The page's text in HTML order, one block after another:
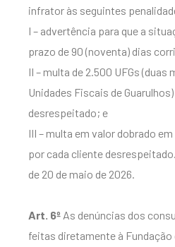
infrator às seguintes
I – advertência para que a
prazo de 90 (noventa) dias
II – multa de 2.500 UFGs (duas
Unidades Fiscais de
desrespeitado; e
III – multa em valor dobrado
por cada cliente
de 20 de maio de 2026.
Art. 6º As denúncias dos
feitas diretamente à Fundação